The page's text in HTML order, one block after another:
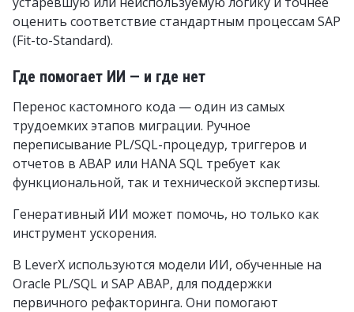
оценить соответствие стандартным процессам SAP
(Fit-to-Standard).
Где помогает ИИ — и где нет
Перенос кастомного кода — один из самых
трудоемких этапов миграции. Ручное
переписывание PL/SQL-процедур, триггеров и
отчетов в ABAP или HANA SQL требует как
функциональной, так и технической экспертизы.
Генеративный ИИ может помочь, но только как
инструмент ускорения.
В LeverX используются модели ИИ, обученные на
Oracle PL/SQL и SAP ABAP, для поддержки
первичного рефакторинга. Они помогают